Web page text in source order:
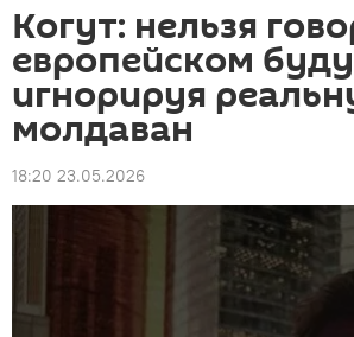
Когут: нельзя
европейском
игнорируя
молдаван
18:20 23.05.2026